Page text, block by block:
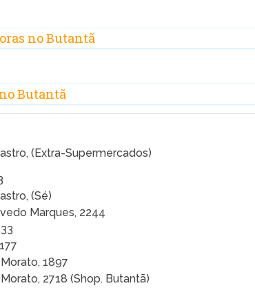
no Butantã
Butantã
(Extra-Supermercados)
(Sé)
Marques, 2244
1897
2718 (Shop. Butantã)